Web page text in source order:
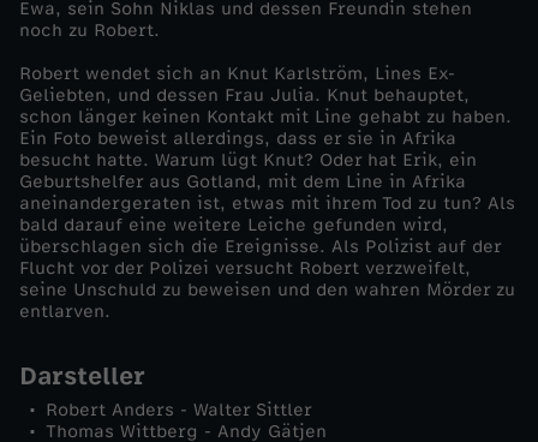
e
r
w
i
r
k
o
Ewa, sein Sohn Niklas und dessen Freundin stehen
noch zu Robert.
Robert wendet sich an Knut Karlström, Lines Ex-
Geliebten, und dessen Frau Julia. Knut behauptet,
schon länger keinen Kontakt mit Line gehabt zu haben.
Ein Foto beweist allerdings, dass er sie in Afrika
besucht hatte. Warum lügt Knut? Oder hat Erik, ein
Geburtshelfer aus Gotland, mit dem Line in Afrika
aneinandergeraten ist, etwas mit ihrem Tod zu tun? Als
bald darauf eine weitere Leiche gefunden wird,
überschlagen sich die Ereignisse. Als Polizist auf der
Flucht vor der Polizei versucht Robert verzweifelt,
seine Unschuld zu beweisen und den wahren Mörder zu
entlarven.
Darsteller
Robert Anders - Walter Sittler
Thomas Wittberg - Andy Gätjen